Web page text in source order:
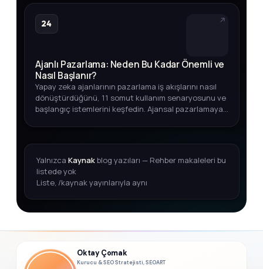
24
Ajanlı Pazarlama: Neden Bu Kadar Önemli ve
Nasıl Başlanır?
Yapay zeka ajanlarının pazarlama iş akışlarını nasıl
dönüştürdüğünü, 11 somut kullanım senaryosunu ve
başlangıç istemlerini keşfedin. Ajansal pazarlamaya
Yalnızca Kaynakblog yazıları — Rehber makaleleri bu
listede yok
Liste, /kaynak yayınlarıyla aynı
Oktay Çomak
Kurucu & SEO Stratejisti, SEOART